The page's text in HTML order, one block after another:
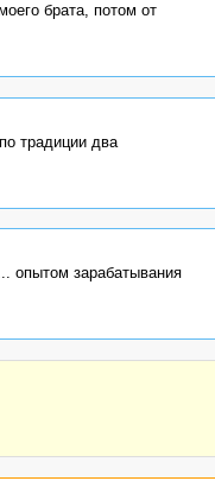
брата, потом от
традиции два
опытом зарабатывания